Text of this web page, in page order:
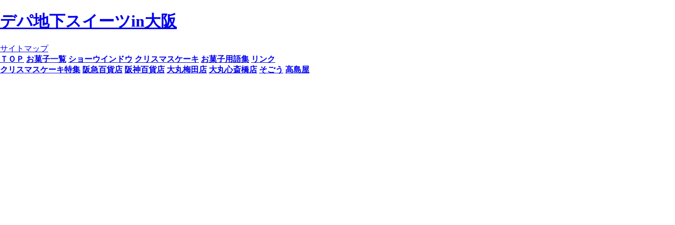
デパ地下スイーツin大阪
サイトマップ
ＴＯＰ お菓子一覧 ショーウインドウ クリスマスケーキ お菓子用語集 リンク
クリスマスケーキ特集 阪急百貨店 阪神百貨店 大丸梅田店 大丸心斎橋店 そごう 高島屋